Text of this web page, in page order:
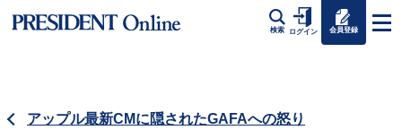
検索 ログイン 会員登録
アップル最新CMに隠されたGAFAへの怒り